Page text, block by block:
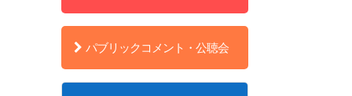
パブリックコメント・公聴会